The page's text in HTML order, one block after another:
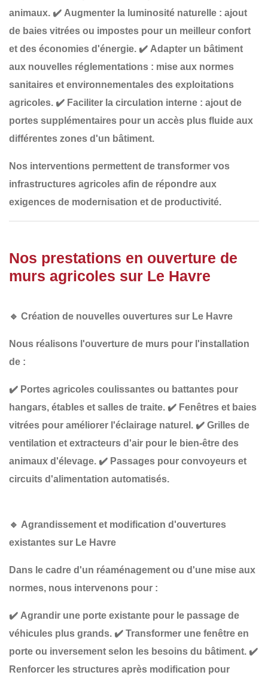
animaux. ✔️ Augmenter la luminosité naturelle : ajout
de baies vitrées ou impostes pour un meilleur confort
et des économies d'énergie. ✔️ Adapter un bâtiment
aux nouvelles réglementations : mise aux normes
sanitaires et environnementales des exploitations
agricoles. ✔️ Faciliter la circulation interne : ajout de
portes supplémentaires pour un accès plus fluide aux
différentes zones d'un bâtiment.
Nos interventions permettent de transformer vos
infrastructures agricoles afin de répondre aux
exigences de modernisation et de productivité.
Nos prestations en ouverture de
murs agricoles sur Le Havre
🔹 Création de nouvelles ouvertures sur Le Havre
Nous réalisons l'ouverture de murs pour l'installation
de :
✔️ Portes agricoles coulissantes ou battantes pour
hangars, étables et salles de traite. ✔️ Fenêtres et baies
vitrées pour améliorer l'éclairage naturel. ✔️ Grilles de
ventilation et extracteurs d'air pour le bien-être des
animaux d'élevage. ✔️ Passages pour convoyeurs et
circuits d'alimentation automatisés.
🔹 Agrandissement et modification d'ouvertures
existantes sur Le Havre
Dans le cadre d'un réaménagement ou d'une mise aux
normes, nous intervenons pour :
✔️ Agrandir une porte existante pour le passage de
véhicules plus grands. ✔️ Transformer une fenêtre en
porte ou inversement selon les besoins du bâtiment. ✔️
Renforcer les structures après modification pour